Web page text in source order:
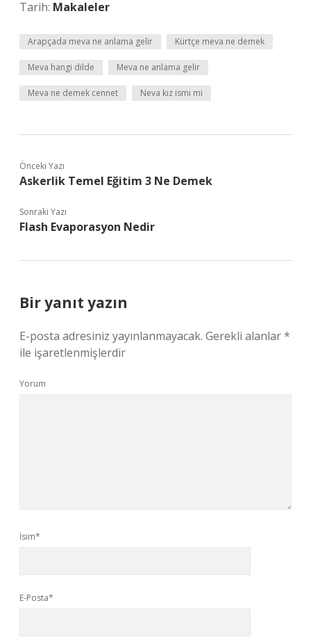
Tarih: Makaleler
Arapçada meva ne anlama gelir Kürtçe meva ne demek
Meva hangi dilde Meva ne anlama gelir
Meva ne demek cennet Neva kız ismi mi
Önceki Yazı
Askerlik Temel Eğitim 3 Ne Demek
Sonraki Yazı
Flash Evaporasyon Nedir
Bir yanıt yazın
E-posta adresiniz yayınlanmayacak. Gerekli alanlar*
ile işaretlenmişlerdir
Yorum
İsim*
E-Posta*